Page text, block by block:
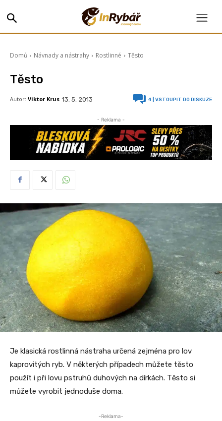
Domů Návnady a nástrahy Rostlinné Těsto
Těsto
Autor: Viktor Krus 13. 5. 2013 4 | VSTOUPIT DO DISKUZE
- Reklama -
Je klasická rostlinná nástraha určená zejména pro lov
kaprovitých ryb. V některých případech můžete těsto
použít i při lovu pstruhů duhových na dírkách. Těsto si
můžete vyrobit jednoduše doma.
-Reklama-